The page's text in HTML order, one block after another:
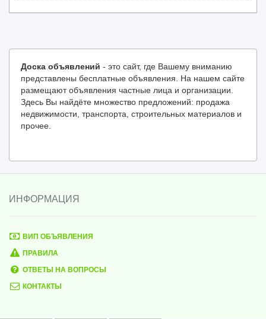
Доска объявлений - это сайт, где Вашему вниманию
представлены бесплатные объявления. На нашем сайте
размещают объявления частные лица и организации.
Здесь Вы найдёте множество предложений: продажа
недвижимости, транспорта, строительных материалов и
прочее.
ИНФОРМАЦИЯ
ВИП ОБЪЯВЛЕНИЯ
ПРАВИЛА
ОТВЕТЫ НА ВОПРОСЫ
КОНТАКТЫ